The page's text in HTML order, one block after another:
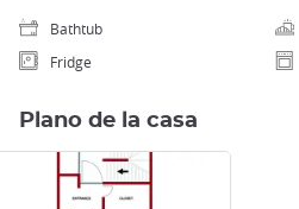
Bathtub
Fridge
Plano de la casa